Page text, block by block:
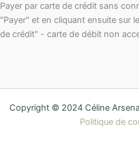
Payer par carte de crédit sans
"Payer" et en cliquant ensuite sur
de crédit" - carte de débit non
Copyright © 2024 Céline
Politique de